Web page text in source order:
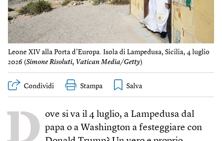
Leone XIV alla Porta d’Europa. Isola di Lampedusa, Sicilia, 4 luglio
2026 (Simone Risoluti, Vatican Media/Getty)
Condividi Stampa
D ove si va il 4 luglio, a Lampedusa dal
papa o a Washington a festeggiare con